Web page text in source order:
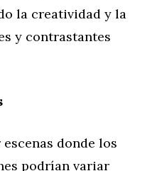
la creatividad y la
y contrastantes
donde los
podrían variar